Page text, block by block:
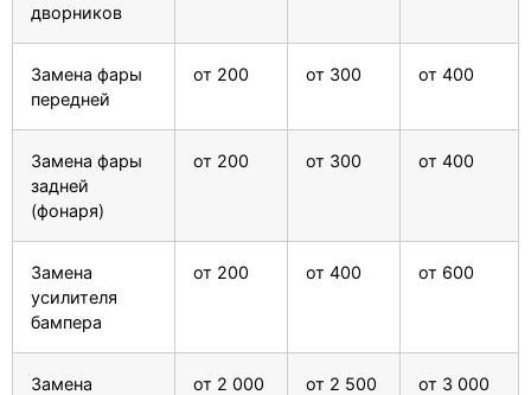
дворников
Замена фары
передней
от 200 от 300 от 400
Замена фары
задней
(фонаря)
от 200 от 300 от 400
Замена
усилителя
бампера
от 200 от 400 от 600
Замена
от 2 000 от 2 500 от 3 000